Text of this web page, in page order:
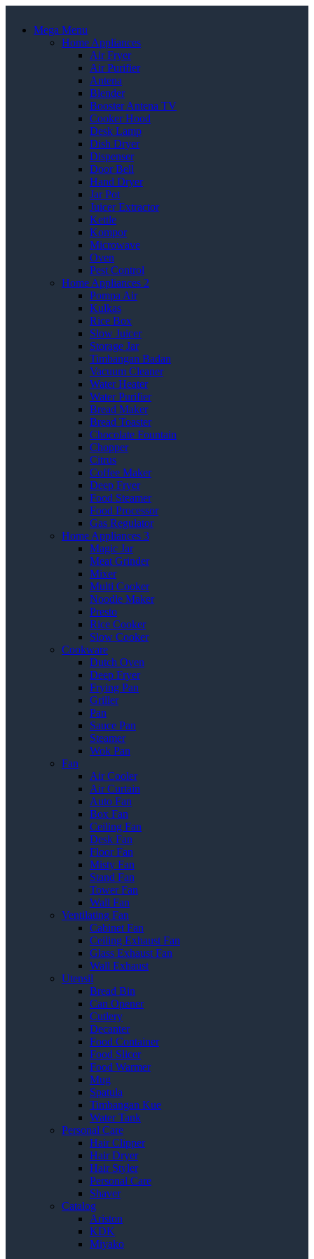
Mega Menu
Home Appliances
Air Fryer
Air Purifier
Antena
Blender
Booster Antena TV
Cooker Hood
Desk Lamp
Dish Dryer
Dispenser
Door Bell
Hand Dryer
Jar Pot
Juicer Extractor
Kettle
Kompor
Microwave
Oven
Pest Control
Home Appliances 2
Pompa Air
Kulkas
Rice Box
Slow Juicer
Storage Jar
Timbangan Badan
Vacuum Cleaner
Water Heater
Water Purifier
Bread Maker
Bread Toaster
Chocolate Fountain
Chopper
Citrus
Coffee Maker
Deep Fryer
Food Steamer
Food Processor
Gas Regulator
Home Appliances 3
Magic Jar
Meat Grinder
Mixer
Multi Cooker
Noodle Maker
Presto
Rice Cooker
Slow Cooker
Cookware
Dutch Oven
Deep Fryer
Frying Pan
Griller
Pan
Sauce Pan
Steamer
Wok Pan
Fan
Air Cooler
Air Curtain
Auto Fan
Box Fan
Ceiling Fan
Desk Fan
Floor Fan
Misty Fan
Stand Fan
Tower Fan
Wall Fan
Ventilating Fan
Cabinet Fan
Ceiling Exhaust Fan
Glass Exhaust Fan
Wall Exhaust
Utensil
Bread Bin
Can Opener
Cutlery
Decanter
Food Container
Food Slicer
Food Warmer
Mug
Spatula
Timbangan Kue
Water Tank
Personal Care
Hair Clipper
Hair Dryer
Hair Styler
Personal Care
Shaver
Catalog
Ariston
KDK
Miyako